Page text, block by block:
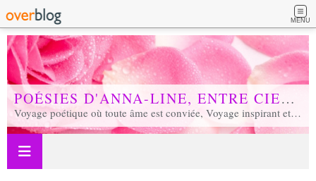
MENU
POÉSIES D'ANNA-LINE, ENTRE CIEL ET TERRE...
Voyage poétique où toute âme est conviée, Voyage inspirant et inspiré, Voyage en soi et d'unité, Voyage au coeur de notre réalité...